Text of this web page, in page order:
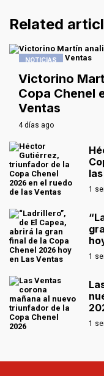
Related
NOTICIAS
Victorino
Copa Chenel
Ventas
4 días ago
1
1
1